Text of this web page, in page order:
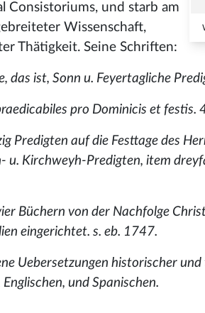
Consistoriums, und starb am
Wissenschaft,
Thätigkeit. Seine Schriften:
das ist, Sonn u. Feyertagliche
pro Dominicis et festis.
Predigten auf die Festtage des
u. Kirchweyh-Predigten, item
Büchern von der Nachfolge
eingerichtet. s. eb. 1747.
Uebersetzungen historischer und
und Spanischen.